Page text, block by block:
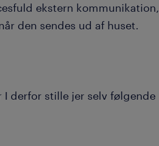
ekstern kommunikation,
den sendes ud af huset.
derfor stille jer selv følgende